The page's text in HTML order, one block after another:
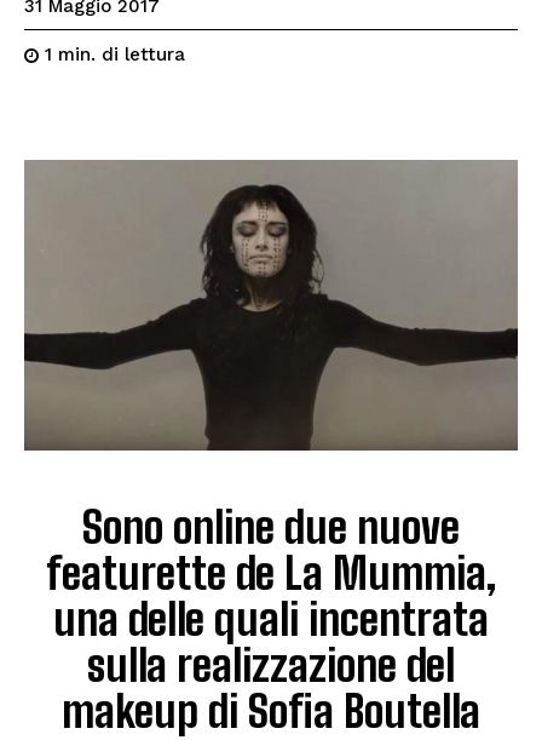
31 Maggio 2017
1 min. di lettura
Sono online due nuove
featurette de La Mummia,
una delle quali incentrata
sulla realizzazione del
makeup di Sofia Boutella